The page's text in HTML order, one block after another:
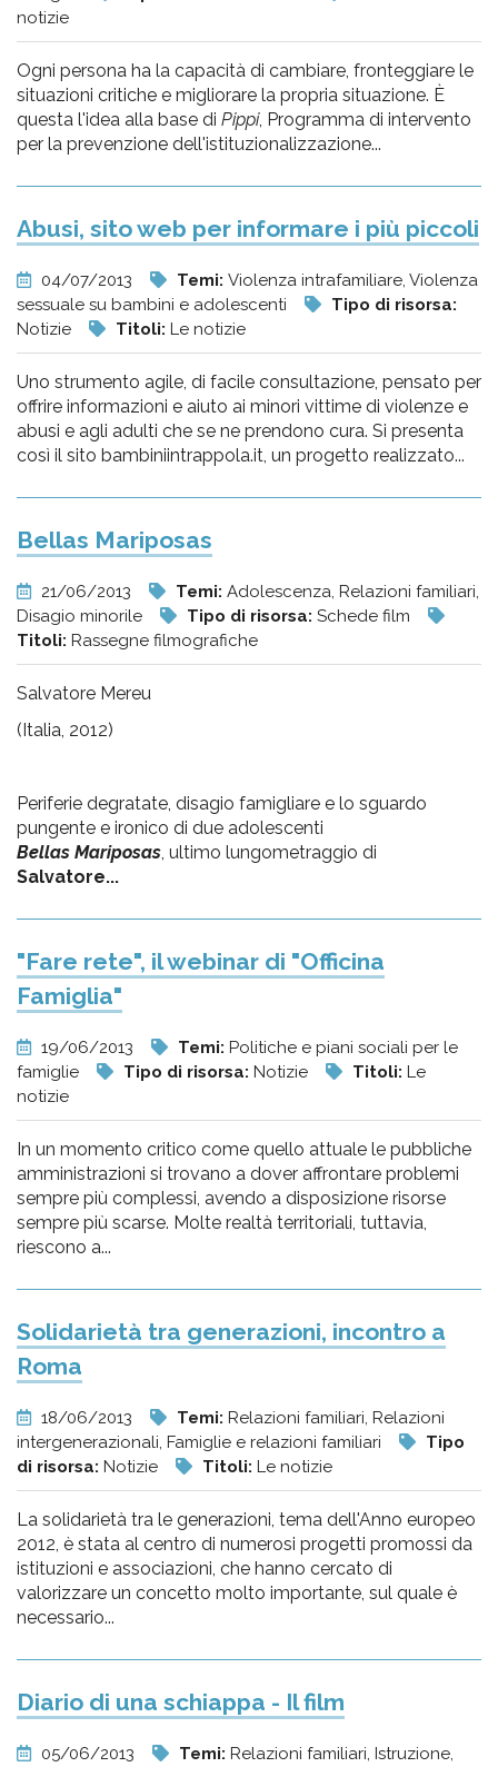
notizie
Ogni persona ha la capacità di cambiare, fronteggiare le
situazioni critiche e migliorare la propria situazione. È
questa l'idea alla base di Pippi, Programma di intervento
per la prevenzione dell'istituzionalizzazione...
Abusi, sito web per informare i più piccoli
04/07/2013 Temi: Violenza intrafamiliare, Violenza
sessuale su bambini e adolescenti
Tipo di risorsa:
Notizie
Titoli: Le notizie
Uno strumento agile, di facile consultazione, pensato per
offrire informazioni e aiuto ai minori vittime di violenze e
abusi e agli adulti che se ne prendono cura. Si presenta
così il sito bambiniintrappola.it, un progetto realizzato...
Bellas Mariposas
21/06/2013 Temi: Adolescenza, Relazioni familiari,
Disagio minorile
Tipo di risorsa: Schede film
Titoli: Rassegne filmografiche
Salvatore Mereu
(Italia, 2012)
Periferie degratate, disagio famigliare e lo sguardo
pungente e ironico di due adolescenti
Bellas Mariposas, ultimo lungometraggio di
Salvatore...
"Fare rete", il webinar di "Officina
Famiglia"
19/06/2013 Temi: Politiche e piani sociali per le
famiglie
Tipo di risorsa: Notizie Titoli: Le
notizie
In un momento critico come quello attuale le pubbliche
amministrazioni si trovano a dover affrontare problemi
sempre più complessi, avendo a disposizione risorse
sempre più scarse. Molte realtà territoriali, tuttavia,
riescono a...
Solidarietà tra generazioni, incontro a
Roma
18/06/2013 Temi: Relazioni familiari, Relazioni
intergenerazionali, Famiglie e relazioni familiari
Tipo
di risorsa: Notizie Titoli: Le notizie
La solidarietà tra le generazioni, tema dell'Anno europeo
2012, è stata al centro di numerosi progetti promossi da
istituzioni e associazioni, che hanno cercato di
valorizzare un concetto molto importante, sul quale è
necessario...
Diario di una schiappa - Il film
05/06/2013 Temi: Relazioni familiari, Istruzione,